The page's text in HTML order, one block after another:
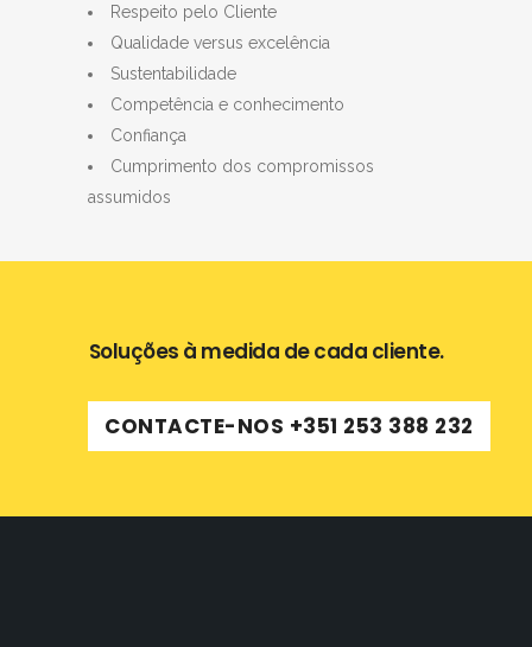
Respeito pelo Cliente
Qualidade versus excelência
Sustentabilidade
Competência e conhecimento
Confiança
Cumprimento dos compromissos
assumidos
Soluções à medida de cada cliente.
CONTACTE-NOS +351 253 388 232